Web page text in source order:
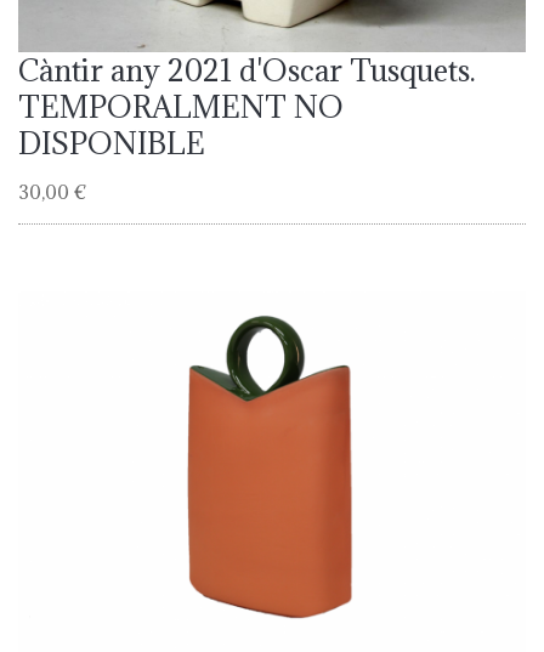
Càntir any 2021 d'Oscar Tusquets.
TEMPORALMENT NO
DISPONIBLE
30,00 €